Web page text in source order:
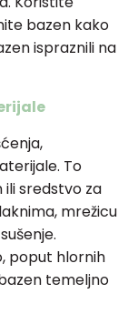
bazen kako
ispraznili na
To
ili sredstvo za
mrežicu
poput hlornih
temeljno